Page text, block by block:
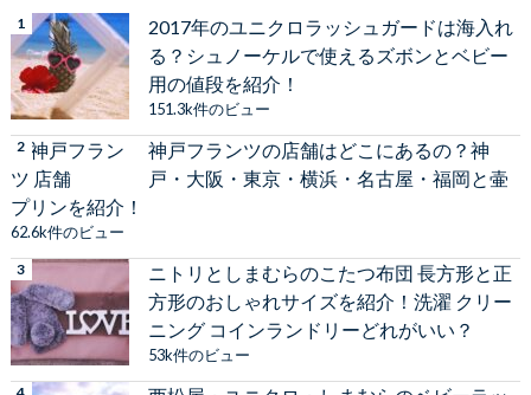
2017年のユニクロラッシュガードは海入れ
る？シュノーケルで使えるズボンとベビー
用の値段を紹介！
151.3k件のビュー
神戸フランツの店舗はどこにあるの？神
戸・大阪・東京・横浜・名古屋・福岡と壷
プリンを紹介！
62.6k件のビュー
ニトリとしまむらのこたつ布団 長方形と正
方形のおしゃれサイズを紹介！洗濯 クリー
ニング コインランドリーどれがいい？
53k件のビュー